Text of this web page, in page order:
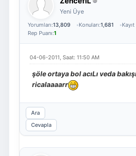
Yeni Üye
Yorumları:13,809 Konuları:1,681
Rep Puanı:1
04-06-2011, Saat: 11:50 AM
şöle ortaya bol acıLı veda
ricalaaaarr
Ara
Cevapla